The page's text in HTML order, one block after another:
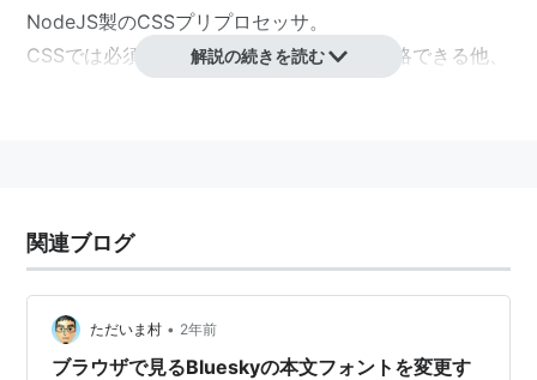
NodeJS製のCSSプリプロセッサ。
CSSでは必須な、"{"、"}"、":"、";"、","を省略できる他、
インストール
次のコマンドを実行。
npm i -g stylus
解説の続きを読む
関連ブログ
ただいま村 • 2年前
ブラウザで見るBlueskyの本文フォントを変更す